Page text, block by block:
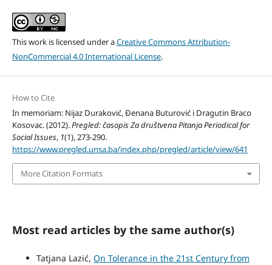
This work is licensed under aCreative Commons Attribution-
NonCommercial 4.0 International License.
How to Cite
In memoriam: Nijaz Duraković, Đenana Buturović i Dragutin Braco
Kosovac. (2012).Pregled: časopis Za društvena Pitanja Periodical for
Social Issues, 1(1), 273-290.
https://www.pregled.unsa.ba/index.php/pregled/article/view/641
More Citation Formats
Most read articles by the same author(s)
Tatjana Lazić, On Tolerance in the 21st Century from